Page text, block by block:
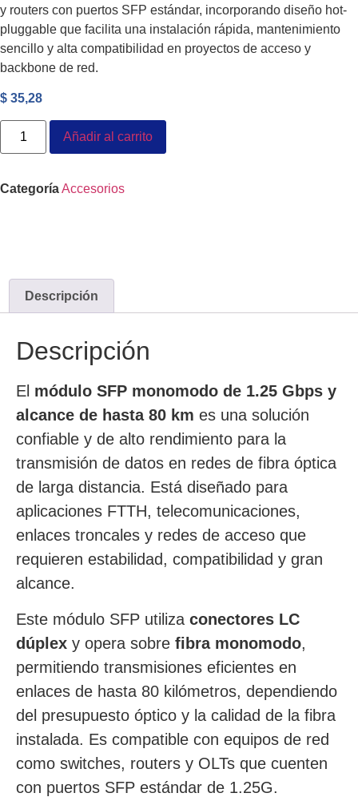
y routers con puertos SFP estándar, incorporando diseño hot-
pluggable que facilita una instalación rápida, mantenimiento
sencillo y alta compatibilidad en proyectos de acceso y
backbone de red.
$ 35,28
Añadir al carrito
CategoríaAccesorios
Descripción
Descripción
El módulo SFP monomodo de 1.25 Gbps y
alcance de hasta 80 km es una solución
confiable y de alto rendimiento para la
transmisión de datos en redes de fibra óptica
de larga distancia. Está diseñado para
aplicaciones FTTH, telecomunicaciones,
enlaces troncales y redes de acceso que
requieren estabilidad, compatibilidad y gran
alcance.
Este módulo SFP utiliza conectores LC
dúplex y opera sobre fibra monomodo,
permitiendo transmisiones eficientes en
enlaces de hasta 80 kilómetros, dependiendo
del presupuesto óptico y la calidad de la fibra
instalada. Es compatible con equipos de red
como switches, routers y OLTs que cuenten
con puertos SFP estándar de 1.25G.